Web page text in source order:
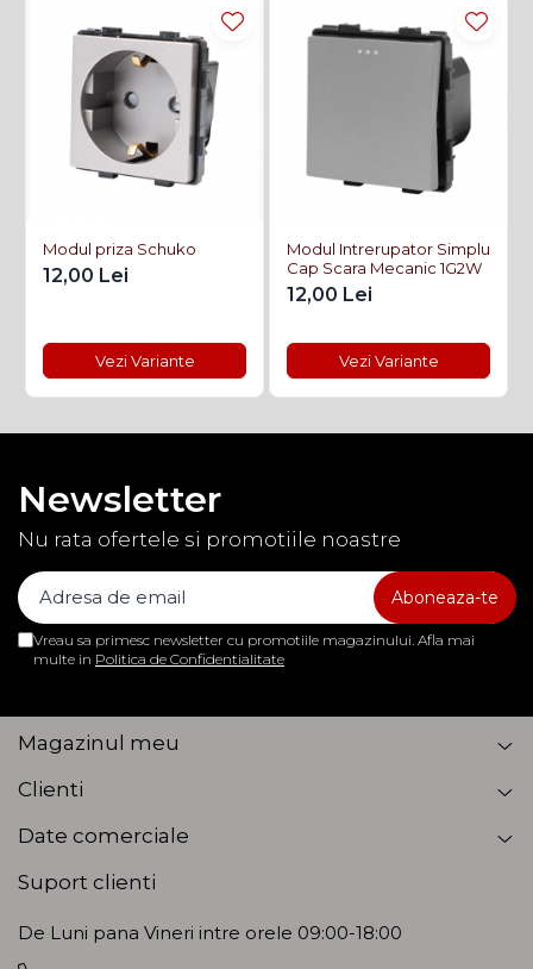
Modul priza Schuko
12,00 Lei
Vezi Variante
Modul Intrerupator Simplu
Cap Scara Mecanic 1G2W
12,00 Lei
Vezi Variante
Newsletter
Nu rata ofertele si promotiile noastre
Vreau sa primesc newsletter cu promotiile magazinului. Afla mai
multe in Politica de Confidentialitate
Magazinul meu
Clienti
Date comerciale
Suport clienti
De Luni pana Vineri intre orele 09:00-18:00